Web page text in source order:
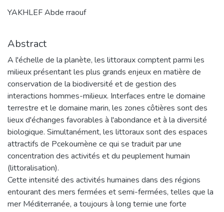
YAKHLEF Abde rraouf
Abstract
A l'échelle de la planète, les littoraux comptent parmi les
milieux présentant les plus grands enjeux en matière de
conservation de la biodiversité et de gestion des
interactions hommes-milieux. Interfaces entre le domaine
terrestre et le domaine marin, les zones côtières sont des
lieux d'échanges favorables à l'abondance et à la diversité
biologique. Simultanément, les littoraux sont des espaces
attractifs de Pcekoumène ce qui se traduit par une
concentration des activités et du peuplement humain
(littoralisation).
Cette intensité des activités humaines dans des régions
entourant des mers fermées et semi-fermées, telles que la
mer Méditerranée, a toujours à long ternie une forte